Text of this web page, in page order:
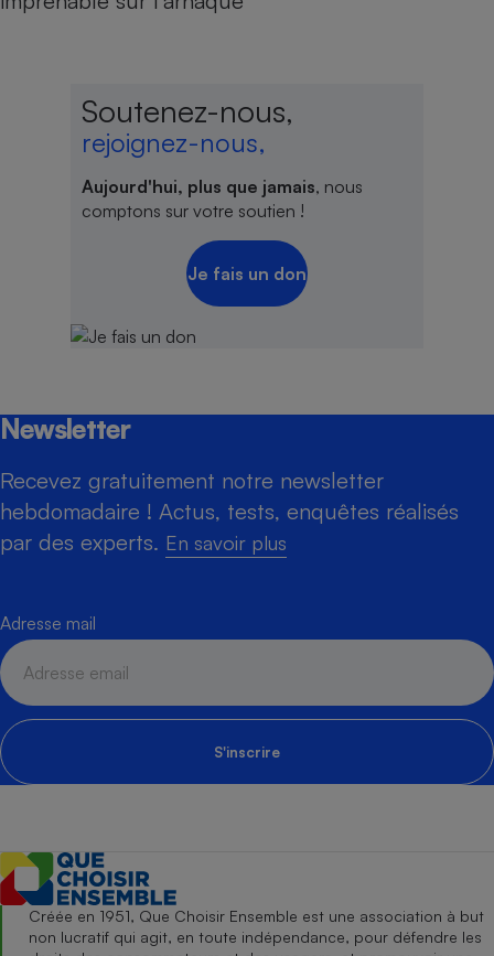
Soutenez-nous,
rejoignez-nous,
Aujourd'hui, plus que jamais, nous
comptons sur votre soutien !
Je fais un don
Newsletter
Recevez gratuitement notre newsletter
hebdomadaire ! Actus, tests, enquêtes réalisés
par des experts. En savoir plus
Adresse mail
S'inscrire
Créée en 1951, Que Choisir Ensemble est une association à but
non lucratif qui agit, en toute indépendance, pour défendre les